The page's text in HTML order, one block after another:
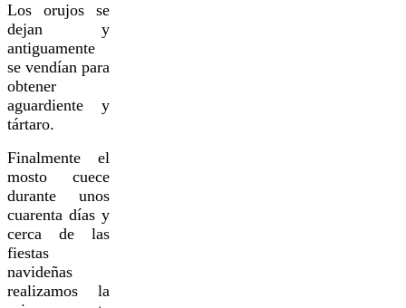
Los orujos se
dejan y
antiguamente
se vendían para
obtener
aguardiente y
tártaro.
Finalmente el
mosto cuece
durante unos
cuarenta días y
cerca de las
fiestas
navideñas
realizamos la